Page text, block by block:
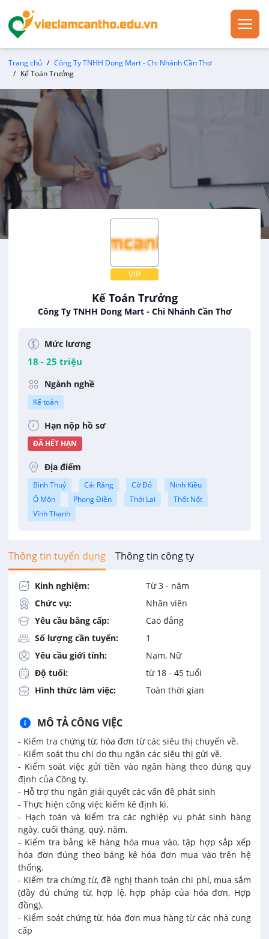
Trang chủ
Công Ty TNHH Dong Mart - Chi Nhánh Cần Thơ
Kế Toán Trưởng
VIP
Kế Toán Trưởng
Công Ty TNHH Dong Mart - Chi Nhánh Cần Thơ
Mức lương
18 - 25 triệu
Ngành nghề
Kế toán
Hạn nộp hồ sơ
ĐÃ HẾT HẠN
Địa điểm
Bình Thuỷ Cái Răng Cờ Đỏ
Ninh Kiều
Ô Môn
Phong Điền Thới Lai
Thốt Nốt
Vĩnh Thạnh
Thông tin tuyển dụng Thông tin công ty
Kinh nghiệm:
Từ 3 - năm
Chức vụ:
Nhân viên
Yêu cầu bằng cấp:
Cao đẳng
Số lượng cần tuyển:
1
Yêu cầu giới tính:
Nam, Nữ
Độ tuổi:
từ 18 - 45 tuổi
Hình thức làm việc:
Toàn thời gian
MÔ TẢ CÔNG VIỆC
- Kiểm tra chứng từ, hóa đơn từ các siêu thị chuyển về.
- Kiểm soát thu chi do thu ngân các siêu thị gửi về.
- Kiểm soát việc gửi tiền vào ngân hàng theo đúng quy
định của Công ty.
- Hỗ trợ thu ngân giải quyết các vấn đề phát sinh
- Thực hiện công việc kiểm kê định kì.
- Hạch toán và kiểm tra các nghiệp vụ phát sinh hàng
ngày, cuối tháng, quý, năm.
- Kiểm tra bảng kê hàng hóa mua vào, tập hợp sắp xếp
hóa đơn đúng theo bảng kê hóa đơn mua vào trên hệ
thống.
- Kiểm tra chứng từ, đề nghị thanh toán chi phí, mua sắm
(đầy đủ chứng từ, hợp lệ, hợp pháp của hóa đơn, Hợp
đồng).
- Kiểm soát chứng từ, hóa đơn mua hàng từ các nhà cung
cấp